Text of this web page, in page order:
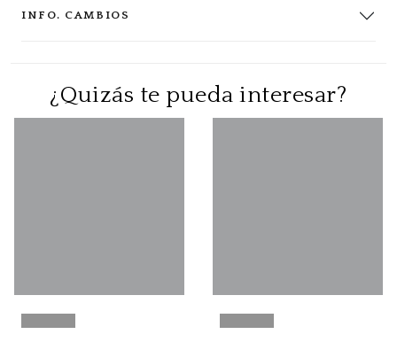
INFO. CAMBIOS
¿Quizás te pueda interesar?